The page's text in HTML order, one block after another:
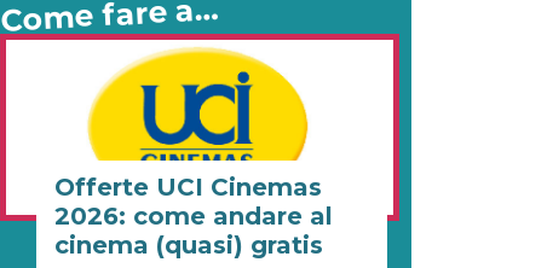
Come fare a…
Offerte UCI Cinemas
2026: come andare al
cinema (quasi) gratis